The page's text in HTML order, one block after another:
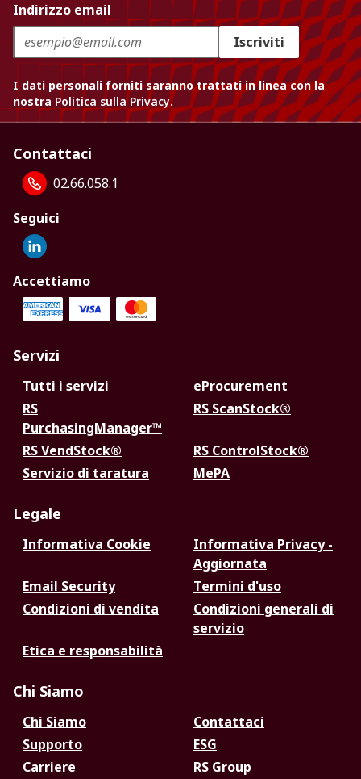
Indirizzo email
Iscriviti
I dati personali forniti saranno trattati in linea con la
nostra Politica sulla Privacy.
Contattaci
02.66.058.1
Seguici
Accettiamo
Servizi
Tutti i servizi
eProcurement
RS
PurchasingManager™
RS ScanStock®
RS VendStock®
RS ControlStock®
Servizio di taratura
MePA
Legale
Informativa Cookie
Informativa Privacy -
Aggiornata
Email Security
Termini d'uso
Condizioni di vendita
Condizioni generali di
servizio
Etica e responsabilità
Chi Siamo
Chi Siamo
Contattaci
Supporto
ESG
Carriere
RS Group